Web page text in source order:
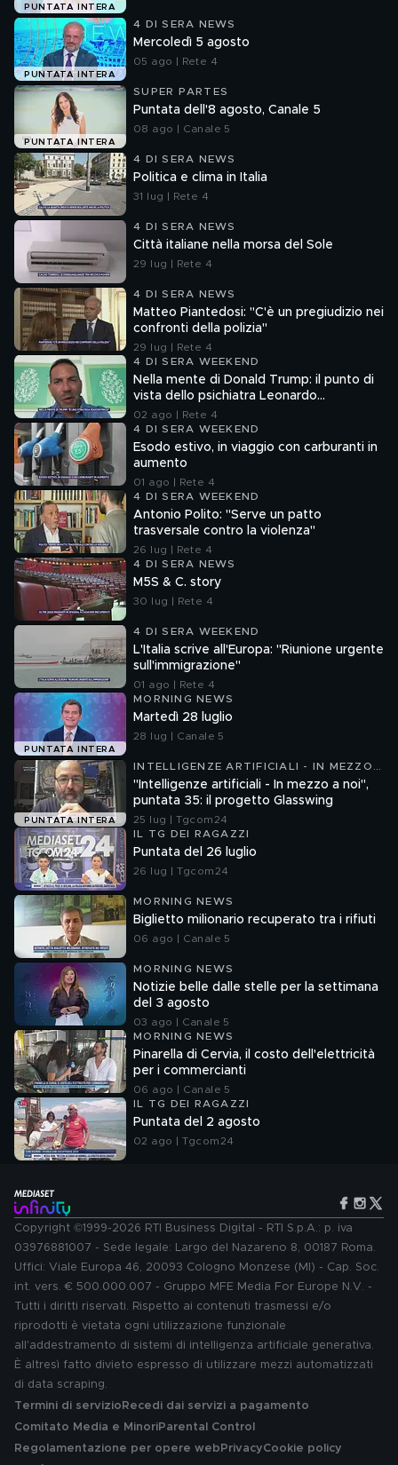
PUNTATA INTERA
PUNTATA INTERA
4 DI SERA NEWS
Mercoledì 5 agosto
05 ago | Rete 4
PUNTATA INTERA
SUPER PARTES
Puntata dell'8 agosto, Canale 5
08 ago | Canale 5
4 DI SERA NEWS
Politica e clima in Italia
31 lug | Rete 4
4 DI SERA NEWS
Città italiane nella morsa del Sole
29 lug | Rete 4
4 DI SERA NEWS
Matteo Piantedosi: "C'è un pregiudizio nei
confronti della polizia"
29 lug | Rete 4
4 DI SERA WEEKEND
Nella mente di Donald Trump: il punto di
vista dello psichiatra Leonardo
Mendolicchio
02 ago | Rete 4
4 DI SERA WEEKEND
Esodo estivo, in viaggio con carburanti in
aumento
01 ago | Rete 4
4 DI SERA WEEKEND
Antonio Polito: "Serve un patto
trasversale contro la violenza"
26 lug | Rete 4
4 DI SERA NEWS
M5S & C. story
30 lug | Rete 4
4 DI SERA WEEKEND
L'Italia scrive all'Europa: "Riunione urgente
sull'immigrazione"
01 ago | Rete 4
PUNTATA INTERA
MORNING NEWS
Martedì 28 luglio
28 lug | Canale 5
PUNTATA INTERA
INTELLIGENZE ARTIFICIALI - IN MEZZO
A NOI
"Intelligenze artificiali - In mezzo a noi",
puntata 35: il progetto Glasswing
25 lug | Tgcom24
IL TG DEI RAGAZZI
Puntata del 26 luglio
26 lug | Tgcom24
MORNING NEWS
Biglietto milionario recuperato tra i rifiuti
06 ago | Canale 5
MORNING NEWS
Notizie belle dalle stelle per la settimana
del 3 agosto
03 ago | Canale 5
MORNING NEWS
Pinarella di Cervia, il costo dell'elettricità
per i commercianti
06 ago | Canale 5
IL TG DEI RAGAZZI
Puntata del 2 agosto
02 ago | Tgcom24
Copyright ©1999-2026 RTI Business Digital - RTI S.p.A.: p. iva
03976881007 - Sede legale: Largo del Nazareno 8, 00187 Roma.
Uffici: Viale Europa 46, 20093 Cologno Monzese (MI) - Cap. Soc.
int. vers. € 500.000.007 - Gruppo MFE Media For Europe N.V. -
Tutti i diritti riservati. Rispetto ai contenuti trasmessi e/o
riprodotti è vietata ogni utilizzazione funzionale
all'addestramento di sistemi di intelligenza artificiale generativa.
È altresì fatto divieto espresso di utilizzare mezzi automatizzati
di data scraping.
Termini di servizio Recedi dai servizi a pagamento
Comitato Media e MinoriParental Control
Regolamentazione per opere web PrivacyCookie policy